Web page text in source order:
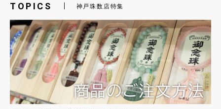
TOPICS 神戸珠数店特集